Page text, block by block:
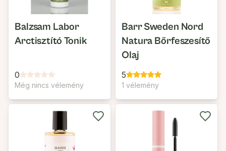
Balzsam Labor
Arctisztító Tonik
0
Még nincs vélemény
Barr Sweden Nord
Natura Bőrfeszesítő
Olaj
5
1 vélemény